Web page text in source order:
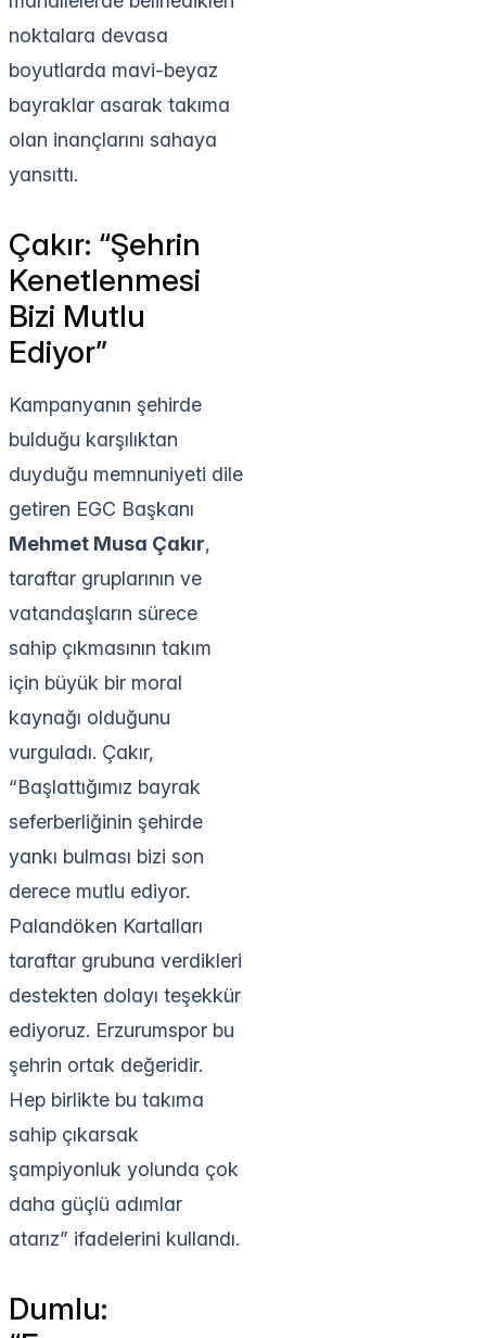
noktalara devasa
boyutlarda mavi-beyaz
bayraklar asarak takıma
olan inançlarını sahaya
yansıttı.
Çakır: “Şehrin
Kenetlenmesi
Bizi Mutlu
Ediyor”
Kampanyanın şehirde
bulduğu karşılıktan
duyduğu memnuniyeti dile
getiren EGC Başkanı
Mehmet Musa Çakır,
taraftar gruplarının ve
vatandaşların sürece
sahip çıkmasının takım
için büyük bir moral
kaynağı olduğunu
vurguladı. Çakır,
“Başlattığımız bayrak
seferberliğinin şehirde
yankı bulması bizi son
derece mutlu ediyor.
Palandöken Kartalları
taraftar grubuna verdikleri
destekten dolayı teşekkür
ediyoruz. Erzurumspor bu
şehrin ortak değeridir.
Hep birlikte bu takıma
sahip çıkarsak
şampiyonluk yolunda çok
daha güçlü adımlar
atarız” ifadelerini kullandı.
Dumlu: